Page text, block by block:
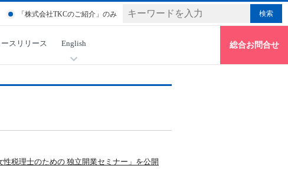
「株式会社TKCのご紹介」のみ
スリリース English 総合お問合せ
税理士のための 独立開業セミナー」を公開